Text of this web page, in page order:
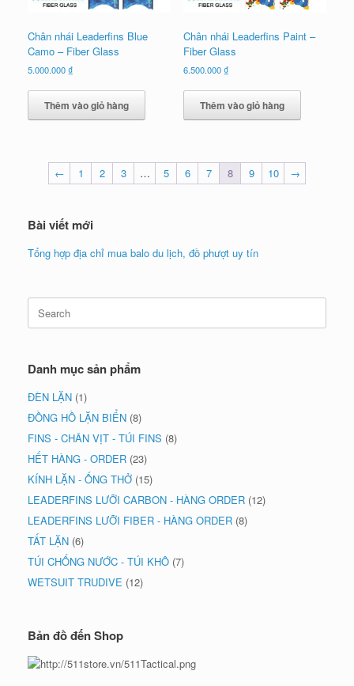
Chân nhái Leaderfins Blue
Camo – Fiber Glass
5.000.000₫
Thêm vào giỏ hàng
Chân nhái Leaderfins Paint –
Fiber Glass
6.500.000₫
Thêm vào giỏ hàng
← 1 2 3 … 5 6 7 8 9 10 →
Bài viết mới
Tổng hợp địa chỉ mua balo du lịch, đồ phượt uy tín
Search
for:
Danh mục sản phẩm
ĐÈN LẶN (1)
ĐỒNG HỒ LẶN BIỂN (8)
FINS - CHÂN VỊT - TÚI FINS (8)
HẾT HÀNG - ORDER (23)
KÍNH LẶN - ỐNG THỞ (15)
LEADERFINS LƯỠI CARBON - HÀNG ORDER (12)
LEADERFINS LƯỠI FIBER - HÀNG ORDER (8)
TẤT LẶN (6)
TÚI CHỐNG NƯỚC - TÚI KHÔ (7)
WETSUIT TRUDIVE (12)
Bản đồ đến Shop